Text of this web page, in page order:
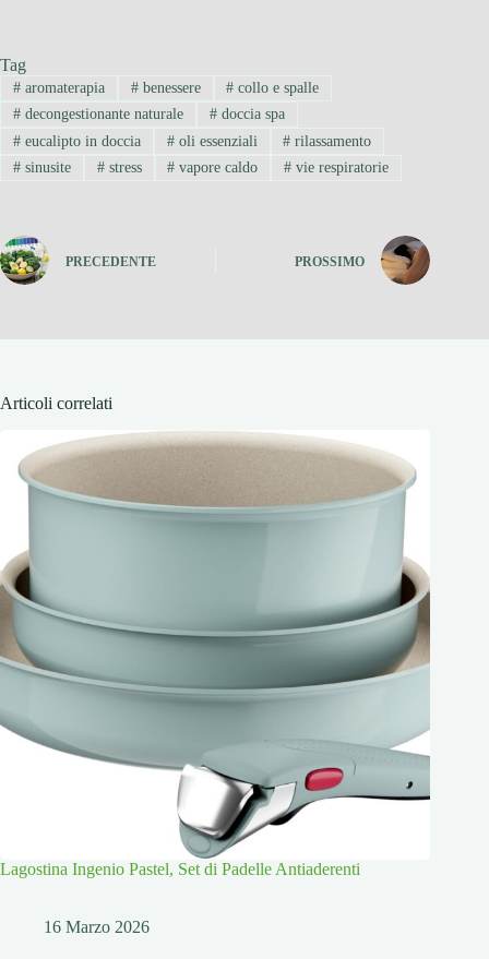
Tag
#aromaterapia #benessere # collo e spalle
#decongestionante naturale #doccia spa
#eucalipto in doccia #oli essenziali # rilassamento
#sinusite #stress # vapore caldo # vie respiratorie
PRECEDENTE PROSSIMO
Articoli correlati
Lagostina Ingenio Pastel, Set di Padelle Antiaderenti
16 Marzo 2026